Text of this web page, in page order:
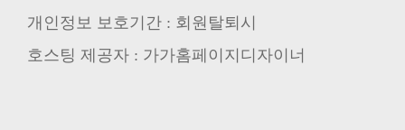
개인정보 보호기간 : 회원탈퇴시
호스팅 제공자 : 가가홈페이지디자이너